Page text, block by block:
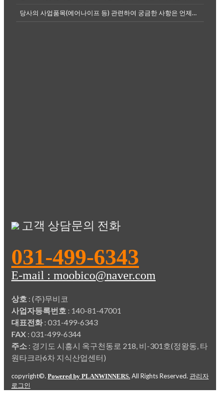
당사의 사업품목(에어나이프 등) 관련하여 궁금한 사항은 언제든전화나, 메...
고객 상담문의 전화
031-499-6343
E-mail : moobico@naver.com
상호 : (주)무비코
사업자등록번호 : 140-81-47001
대표전화: 031-499-6343
FAX : 031-499-6344
주소 : 경기도 시흥시 옥구천동로 218, 비-301호(정왕동, 타
원타크라6차 지식산업센터)
copyright©. Powered by PLANWINNERS. All Rights Reserved. 관리자
로그인